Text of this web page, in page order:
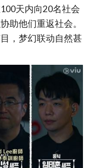
天内向20名社会
助他们重返社会。
，梦幻联动自然甚